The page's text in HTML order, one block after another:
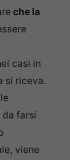
che la
casi in
si riceva.
da farsi
viene